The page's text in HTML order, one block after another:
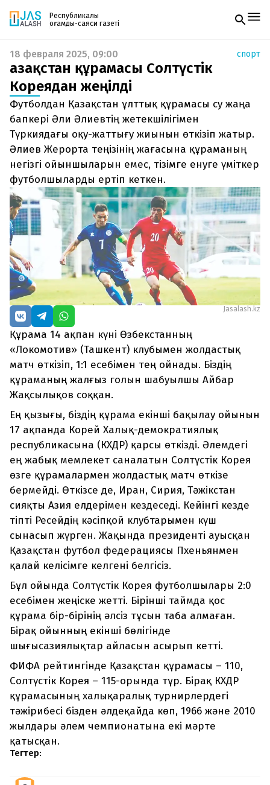
Республикалық
қоғамдық-саяси газеті
Жаңалықтар
Спорт
Live
Руханият
Аймақ
Архив
Заң және тәртіп
Редакциямен байланыс
+7 708 604 51 06
Жарнама бөлімі
+7 701 220 64 52
Пошта
zhasalash100@gmail.com
Газетке жазылу
PDF форматтағы газетті ай сайын электронды
поштаңызға алып отырыңыз. Жаңа нөмір
шыққан сәтте сізге бірден жіберіледі. Тек email
енгізіңіз, біз қалғанын өзіміз жібереміз.
18 февраля 2025, 09:00 спорт
Қазақстан құрамасы Солтүстік
Кореядан жеңілді
Футболдан Қазақстан ұлттық құрамасы су жаңа
бапкері Әли Әлиевтің жетекшілігімен
Түркиядағы оқу-жаттығу жиынын өткізіп жатыр.
Әлиев Жерорта теңізінің жағасына құраманың
негізгі ойыншыларын емес, тізімге енуге үміткер
футболшыларды ертіп кеткен.
Jasalash.kz
Құрама 14 ақпан күні Өзбекстанның
«Локомотив» (Ташкент) клубымен жолдастық
матч өткізіп, 1:1 есебімен тең ойнады. Біздің
құраманың жалғыз голын шабуылшы Айбар
Жақсылықов соққан.
Ең қызығы, біздің құрама екінші бақылау ойынын
17 ақпанда Корей Халық-демократиялық
республикасына (КХДР) қарсы өткізді. Әлемдегі
ең жабық мемлекет саналатын Солтүстік Корея
өзге құрамалармен жолдастық матч өткізе
бермейді. Өткізсе де, Иран, Сирия, Тәжікстан
сияқты Азия елдерімен кездеседі. Кейінгі кезде
тіпті Ресейдің кәсіпқой клубтарымен күш
сынасып жүрген. Жақында президенті ауысқан
Қазақстан футбол федерациясы Пхеньянмен
қалай келісімге келгені белгісіз.
Бұл ойында Солтүстік Корея футболшылары 2:0
есебімен жеңіске жетті. Бірінші таймда қос
құрама бір-бірінің әлсіз тұсын таба алмаған.
Бірақ ойынның екінші бөлігінде
шығысазиялықтар айласын асырып кетті.
ФИФА рейтингінде Қазақстан құрамасы – 110,
Солтүстік Корея – 115-орында тұр. Бірақ КХДР
құрамасының халықаралық турнирлердегі
тәжірибесі бізден әлдеқайда көп, 1966 және 2010
жылдары әлем чемпионатына екі мәрте
қатысқан.
Тегтер: